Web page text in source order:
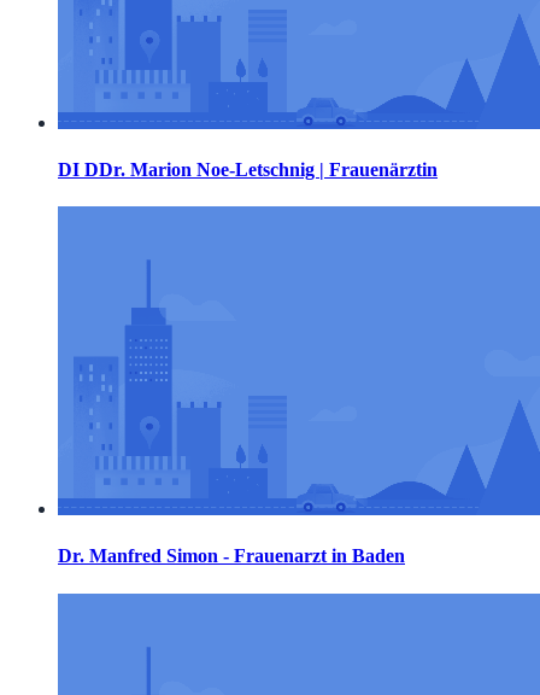
DI DDr. Marion Noe-Letschnig | Frauenärztin
Dr. Manfred Simon - Frauenarzt in Baden